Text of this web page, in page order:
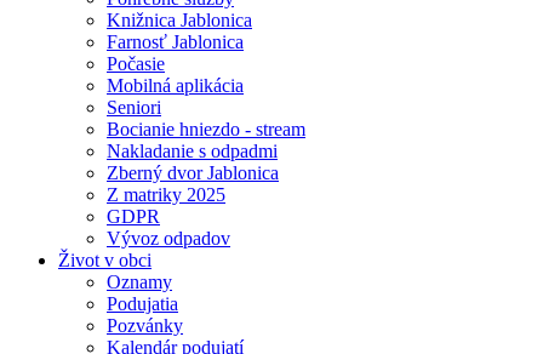
Knižnica Jablonica
Farnosť Jablonica
Počasie
Mobilná aplikácia
Seniori
Bocianie hniezdo - stream
Nakladanie s odpadmi
Zberný dvor Jablonica
Z matriky 2025
GDPR
Vývoz odpadov
Život v obci
Oznamy
Podujatia
Pozvánky
Kalendár podujatí